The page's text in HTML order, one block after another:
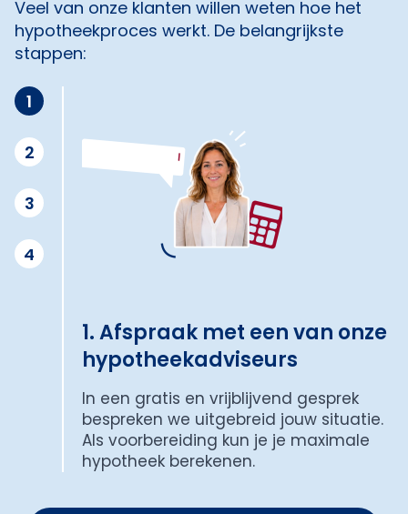
Veel van onze klanten willen weten hoe het
hypotheekproces werkt. De belangrijkste
stappen:
1
2
3
4
1. Afspraak met een van onze
hypotheekadviseurs
In een gratis en vrijblijvend gesprek
bespreken we uitgebreid jouw situatie.
Als voorbereiding kun je je maximale
hypotheek berekenen.